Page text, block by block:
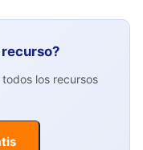
los recursos